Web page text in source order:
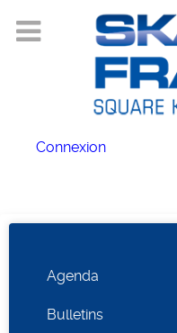
Connexion
Agenda
Bulletins